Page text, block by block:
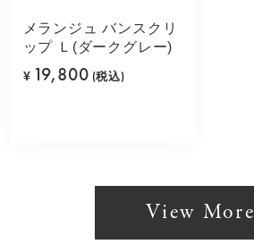
メランジュ バンスクリ
ップ Ｌ(ダークグレー)
¥ 19,800 (税込)
View More